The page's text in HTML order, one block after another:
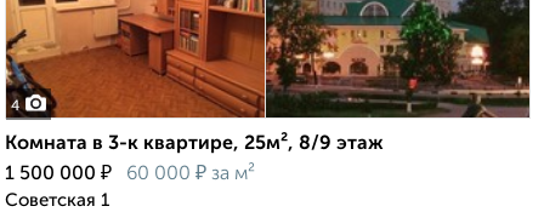
4
Комната в 3-к квартире, 25м², 8/9 этаж
1 500 000 ₽ 60 000 ₽ за м²
Советская 1